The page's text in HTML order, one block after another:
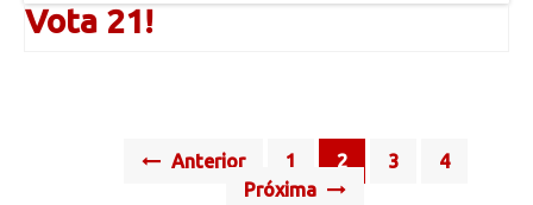
Vota 21!
Anterior 1 2 3
4
Próxima